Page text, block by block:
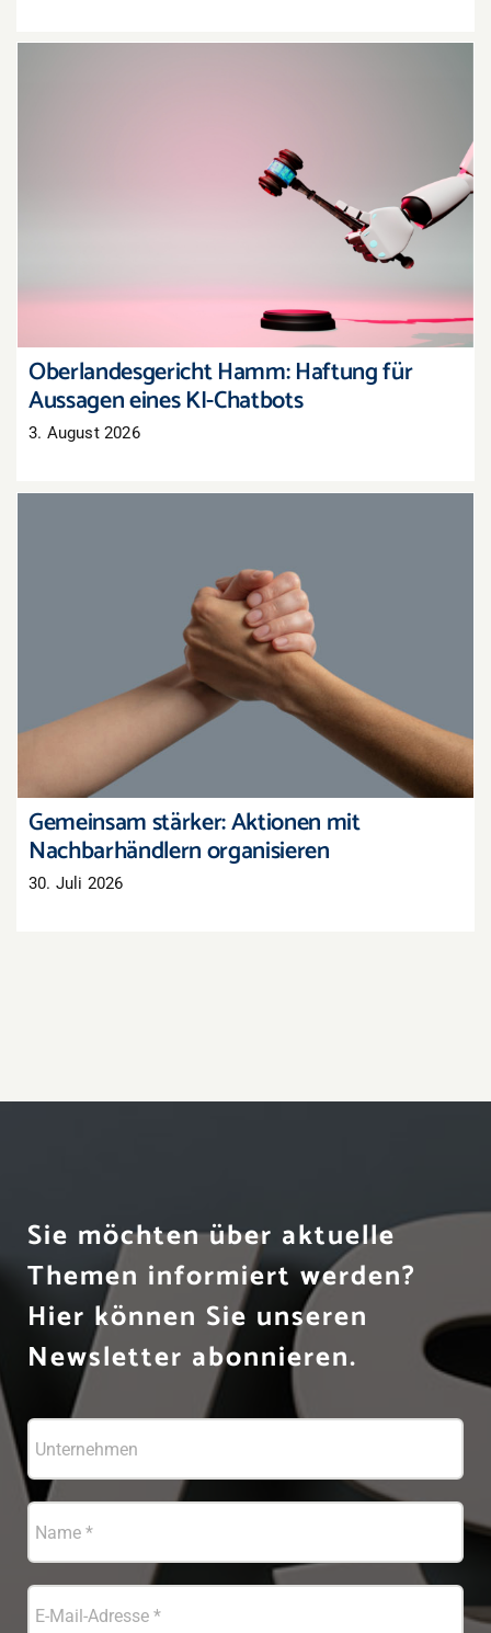
Oberlandesgericht Hamm: Haftung für
Aussagen eines KI-Chatbots
Oberlandesgericht Hamm: Haftung für
Aussagen eines KI-Chatbots
3. August 2026
Gemeinsam stärker: Aktionen mit
Nachbarhändlern organisieren
Gemeinsam stärker: Aktionen mit
Nachbarhändlern organisieren
30. Juli 2026
Sie möchten über aktuelle
Themen informiert werden?
Hier können Sie unseren
Newsletter abonnieren.